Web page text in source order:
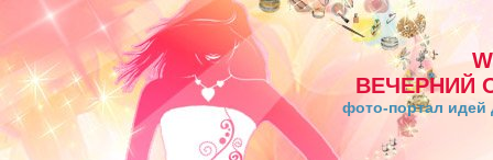
ВЕЧЕРНИЙ
фото-портал идей